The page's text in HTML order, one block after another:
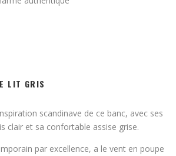
LIT GRIS
scandinave de ce banc, avec ses
clair et sa confortable assise grise.
par excellence, a le vent en poupe